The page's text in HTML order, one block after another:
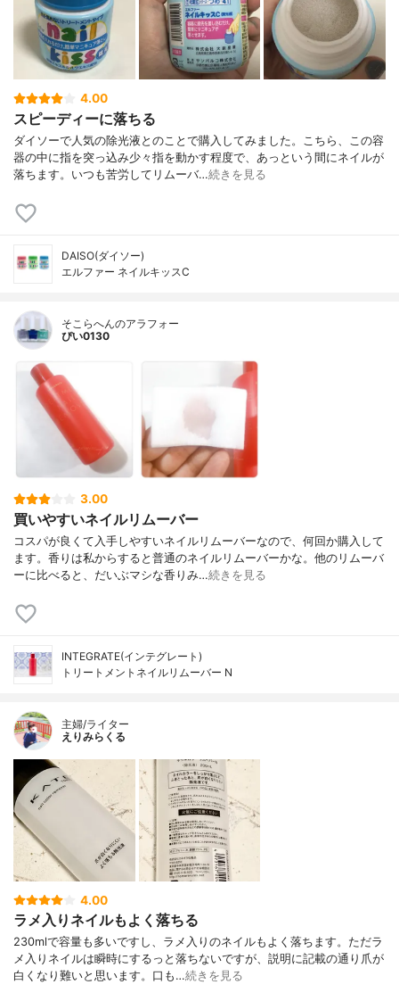
4.00
スピーディーに落ちる
ダイソーで人気の除光液とのことで購入してみました。こちら、この容
器の中に指を突っ込み少々指を動かす程度で、あっという間にネイルが
落ちます。いつも苦労してリムーバ…続きを見る
DAISO(ダイソー)
エルファー ネイルキッスC
そこらへんのアラフォー
ぴい0130
3.00
買いやすいネイルリムーバー
コスパが良くて入手しやすいネイルリムーバーなので、何回か購入して
ます。香りは私からすると普通のネイルリムーバーかな。他のリムーバ
ーに比べると、だいぶマシな香りみ…続きを見る
INTEGRATE(インテグレート)
トリートメントネイルリムーバー N
主婦/ライター
えりみらくる
4.00
ラメ入りネイルもよく落ちる
230mlで容量も多いですし、ラメ入りのネイルもよく落ちます。ただラ
メ入りネイルは瞬時にするっと落ちないですが、説明に記載の通り爪が
白くなり難いと思います。口も…続きを見る